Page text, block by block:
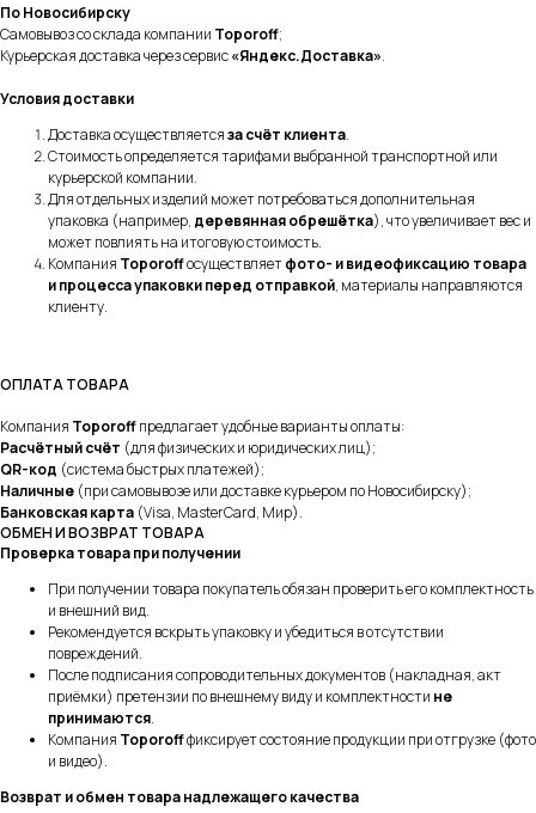
По Новосибирску
Самовывоз со склада компании Toporoff;
Курьерская доставка через сервис«Яндекс.Доставка».
Условия доставки
Доставка осуществляетсяза счёт клиента.
Стоимость определяется тарифами выбранной транспортной или
курьерской компании.
Для отдельных изделий может потребоваться дополнительная
упаковка (например, деревянная обрешётка), что увеличивает вес и
может повлиять на итоговую стоимость.
Компания Toporoffосуществляетфото- и видеофиксацию товара
и процесса упаковки перед отправкой, материалы направляются
клиенту.
ОПЛАТА ТОВАРА
Компания Toporoffпредлагает удобные варианты оплаты:
Расчётный счёт (для физических и юридических лиц);
QR-код (система быстрых платежей);
Наличные (при самовывозе или доставке курьером по Новосибирску);
Банковская карта (Visa, MasterCard, Мир).
ОБМЕН И ВОЗВРАТ ТОВАРА
Проверка товара при получении
При получении товара покупатель обязан проверить его комплектность
и внешний вид.
Рекомендуется вскрыть упаковку и убедиться в отсутствии
повреждений.
После подписания сопроводительных документов (накладная, акт
приёмки) претензии по внешнему виду и комплектности не
принимаются.
Компания Toporoffфиксирует состояние продукции при отгрузке (фото
и видео).
Возврат и обмен товара надлежащего качества